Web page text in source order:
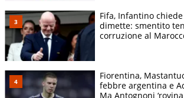
Fifa, Infantino
dimette: smentito
corruzione al
Fiorentina,
febbre argentina e
Ma Antognoni